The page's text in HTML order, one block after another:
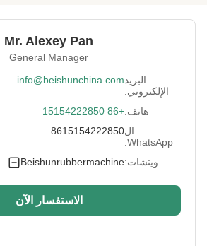
Voltage: 220 فولت / 380 فولت / 440 فولت
500-2000 ملم
Roller Speed: 0-20 م / دقيقة
Roller Diameter: 200-400 مم
Max Temperature:
200
High Light:
,
Mr. Alexey Pan
General Manager
البريد
الإلكتروني:
info@beishunchina.com
هاتف:+86 15154222850
ال
WhatsApp:
8615154222850
ويتشات:Beishunrubbermachine
الاستفسار الآن